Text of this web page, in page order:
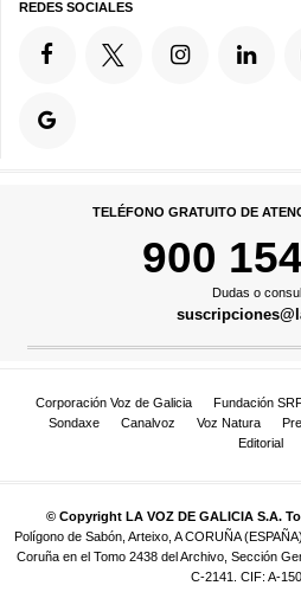
REDES SOCIALES
TELÉFONO GRATUITO DE
900
Dudas o
Corporación Voz de Galicia Fundación
Sondaxe
Canalvoz Voz Natura
Editorial
© Copyright LA VOZ DE GALICIA S.A.
Polígono de Sabón, Arteixo, A CORUÑA
Coruña en el Tomo 2438 del Archivo, Sección
C-2141. CIF: A-